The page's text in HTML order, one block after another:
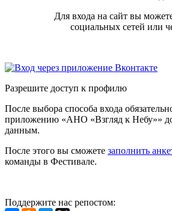
Для входа на сайт вы
социальных сетей или
Разрешите доступ к профилю
После выбора способа входа
приложению «АНО «Взгляд к Небу»»
данным.
После этого вы сможете заполнить
команды в Фестивале.
Поддержите нас репостом: